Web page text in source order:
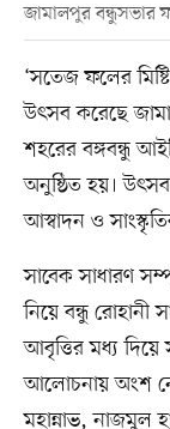
জামালপুর
‘সতেজ ফলের
উৎসব করেছে
শহরের বঙ্গবন্ধু
অনুষ্ঠিত হয়।
আস্বাদন ও
সাবেক সাধারণ
নিয়ে বন্ধু রোহানী
আবৃত্তির মধ্য
আলোচনায় অংশ
মহান্নাভ, নাজমুল